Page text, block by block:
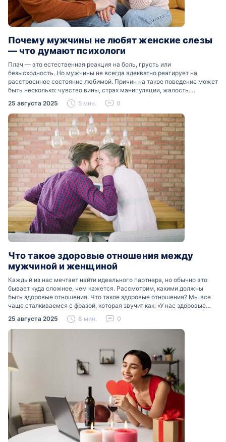
Почему мужчины не любят женские слезы
— что думают психологи
Плач — это естественная реакция на боль, грусть или
безысходность. Но мужчины не всегда адекватно реагирует на
расстроенное состояние любимой. Причин на такое поведение может
быть несколько: чувство вины, страх манипуляции, жалость.
Разобраться, почему мужчины боятся женских слез, помогут советы
психологов…
25 августа 2025 5 мин. 0
Что такое здоровые отношения между
мужчиной и женщиной
Каждый из нас мечтает найти идеального партнера, но обычно это
бывает куда сложнее, чем кажется. Рассмотрим, какими должны
быть здоровые отношения. Что такое здоровые отношения? Мы все
чаще сталкиваемся с фразой, которая звучит как: «У нас здоровые
отношения». Что именно подразумевается…
25 августа 2025 8 мин. 0